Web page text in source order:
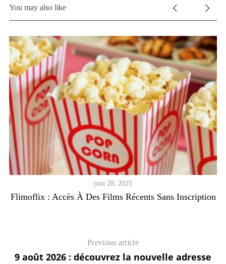
You may also like
juin 28, 2025
Flimoflix : Accès À Des Films Récents Sans Inscription
Previous article
9 août 2026 : découvrez la nouvelle adresse